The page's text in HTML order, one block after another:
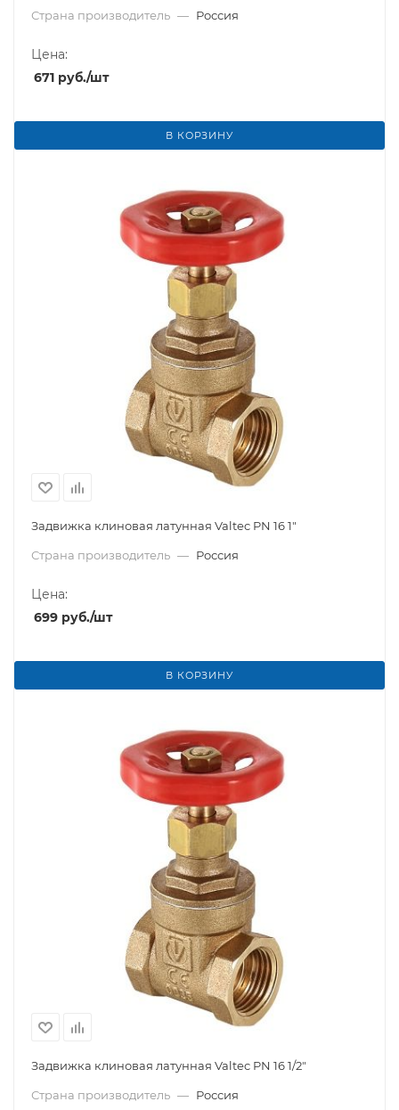
Страна производитель — Россия
Цена:
671 руб./шт
В КОРЗИНУ
Задвижка клиновая латунная Valtec PN 16 1"
Страна производитель — Россия
Цена:
699 руб./шт
В КОРЗИНУ
Задвижка клиновая латунная Valtec PN 16 1/2"
Страна производитель — Россия